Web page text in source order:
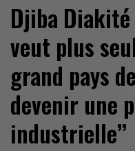
Djiba Diakité
veut plus
grand pays
devenir une
industrielle’’